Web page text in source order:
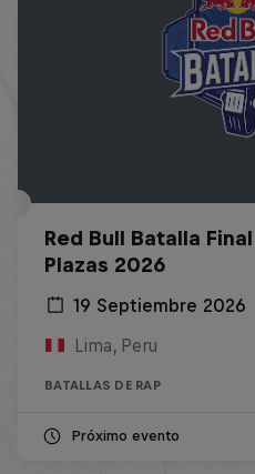
Red Bull Batalla
Plazas 2026
19 Septiembre 2026
Lima, Peru
BATALLAS DE RAP
Próximo evento